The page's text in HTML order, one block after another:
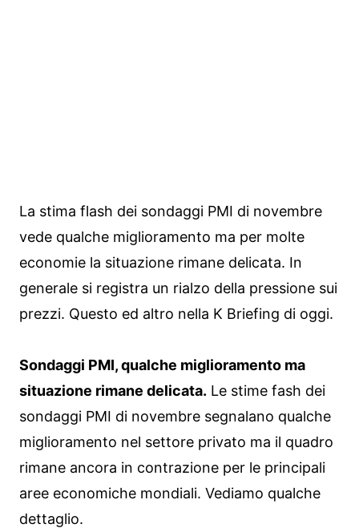
La stima flash dei sondaggi PMI di novembre
vede qualche miglioramento ma per molte
economie la situazione rimane delicata. In
generale si registra un rialzo della pressione sui
prezzi. Questo ed altro nella K Briefing di oggi.
Sondaggi PMI, qualche miglioramento ma
situazione rimane delicata. Le stime fash dei
sondaggi PMI di novembre segnalano qualche
miglioramento nel settore privato ma il quadro
rimane ancora in contrazione per le principali
aree economiche mondiali. Vediamo qualche
dettaglio.